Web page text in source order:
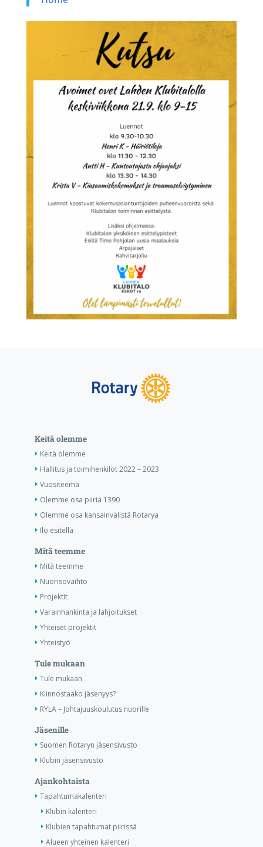
Keitä olemme
Keitä olemme
Hallitus ja toimihenkilöt 2022 – 2023
Vuositeema
Olemme osa piiriä 1390
Olemme osa kansainvälistä Rotarya
Ilo esitellä
Mitä teemme
Mitä teemme
Nuorisovaihto
Projektit
Varainhankinta ja lahjoitukset
Yhteiset projektit
Yhteistyö
Tule mukaan
Tule mukaan
Kiinnostaako jäsenyys?
RYLA – Johtajuuskoulutus nuorille
Jäsenille
Suomen Rotaryn jäsensivusto
Klubin jäsensivusto
Ajankohtaista
Tapahtumakalenteri
Klubin kalenteri
Klubien tapahtumat piirissä
Alueen yhteinen kalenteri